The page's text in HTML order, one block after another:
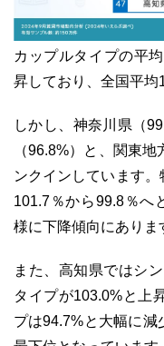
カップルタイプの平
昇しており、全国平均
しかし、神奈川県（
（96.8%）と、関東
ンクインしています
101.7％から99.8％へ
様に下降傾向にありま
また、高知県ではシ
タイプが103.0%と上
プは94.7%と大幅に減